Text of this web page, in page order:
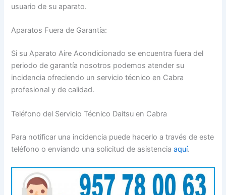
usuario de su aparato.
Aparatos Fuera de Garantía:
Si su Aparato Aire Acondicionado se encuentra fuera del
periodo de garantía nosotros podemos atender su
incidencia ofreciendo un servicio técnico en Cabra
profesional y de calidad.
Teléfono del Servicio Técnico Daitsu en Cabra
Para notificar una incidencia puede hacerlo a través de este
teléfono o enviando una solicitud de asistenciaaquí.